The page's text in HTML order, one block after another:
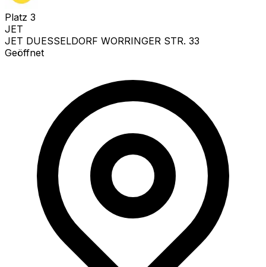
Platz 3
JET
JET DUESSELDORF WORRINGER STR. 33
Geöffnet